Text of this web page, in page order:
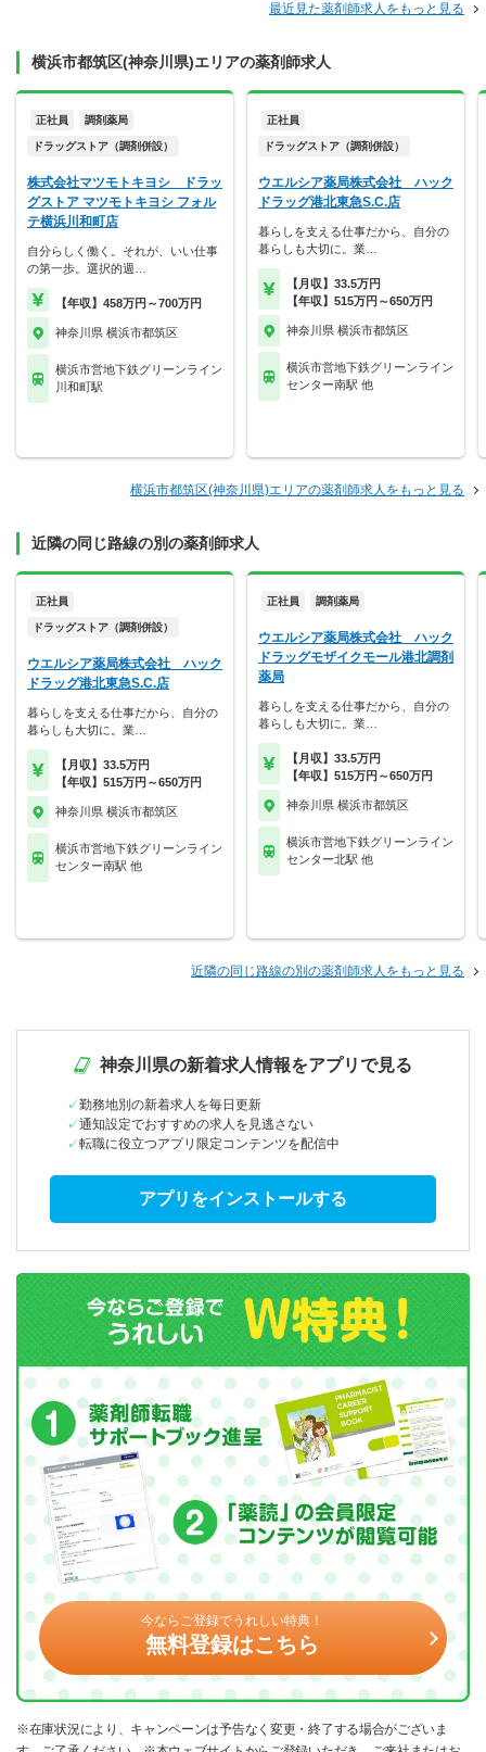
最近見た薬剤師求人をもっと見る
横浜市都筑区(神奈川県)エリアの薬剤師求人
正社員 調剤薬局
ドラッグストア（調剤併設）
株式会社マツモトキヨシ ドラッ
グストア マツモトキヨシ フォル
テ横浜川和町店
自分らしく働く。それが、いい仕事
の第一歩。選択的週…
【年収】458万円～700万円
神奈川県 横浜市都筑区
横浜市営地下鉄グリーンライン
川和町駅
正社員
ドラッグストア（調剤併設）
ウエルシア薬局株式会社 ハック
ドラッグ港北東急S.C.店
暮らしを支える仕事だから、自分の
暮らしも大切に。業…
【月収】33.5万円
【年収】515万円～650万円
神奈川県 横浜市都筑区
横浜市営地下鉄グリーンライン
センター南駅 他
横浜市都筑区(神奈川県)エリアの薬剤師求人をもっと見る
近隣の同じ路線の別の薬剤師求人
正社員
ドラッグストア（調剤併設）
ウエルシア薬局株式会社 ハック
ドラッグ港北東急S.C.店
暮らしを支える仕事だから、自分の
暮らしも大切に。業…
【月収】33.5万円
【年収】515万円～650万円
神奈川県 横浜市都筑区
横浜市営地下鉄グリーンライン
センター南駅 他
正社員 調剤薬局
ウエルシア薬局株式会社 ハック
ドラッグモザイクモール港北調剤
薬局
暮らしを支える仕事だから、自分の
暮らしも大切に。業…
【月収】33.5万円
【年収】515万円～650万円
神奈川県 横浜市都筑区
横浜市営地下鉄グリーンライン
センター北駅 他
近隣の同じ路線の別の薬剤師求人をもっと見る
神奈川県の新着求人情報をアプリで見る
勤務地別の新着求人を毎日更新
通知設定でおすすめの求人を見逃さない
転職に役立つアプリ限定コンテンツを配信中
アプリをインストールする
今ならご登録でうれしい特典！
無料登録はこちら
※在庫状況により、キャンペーンは予告なく変更・終了する場合がございま